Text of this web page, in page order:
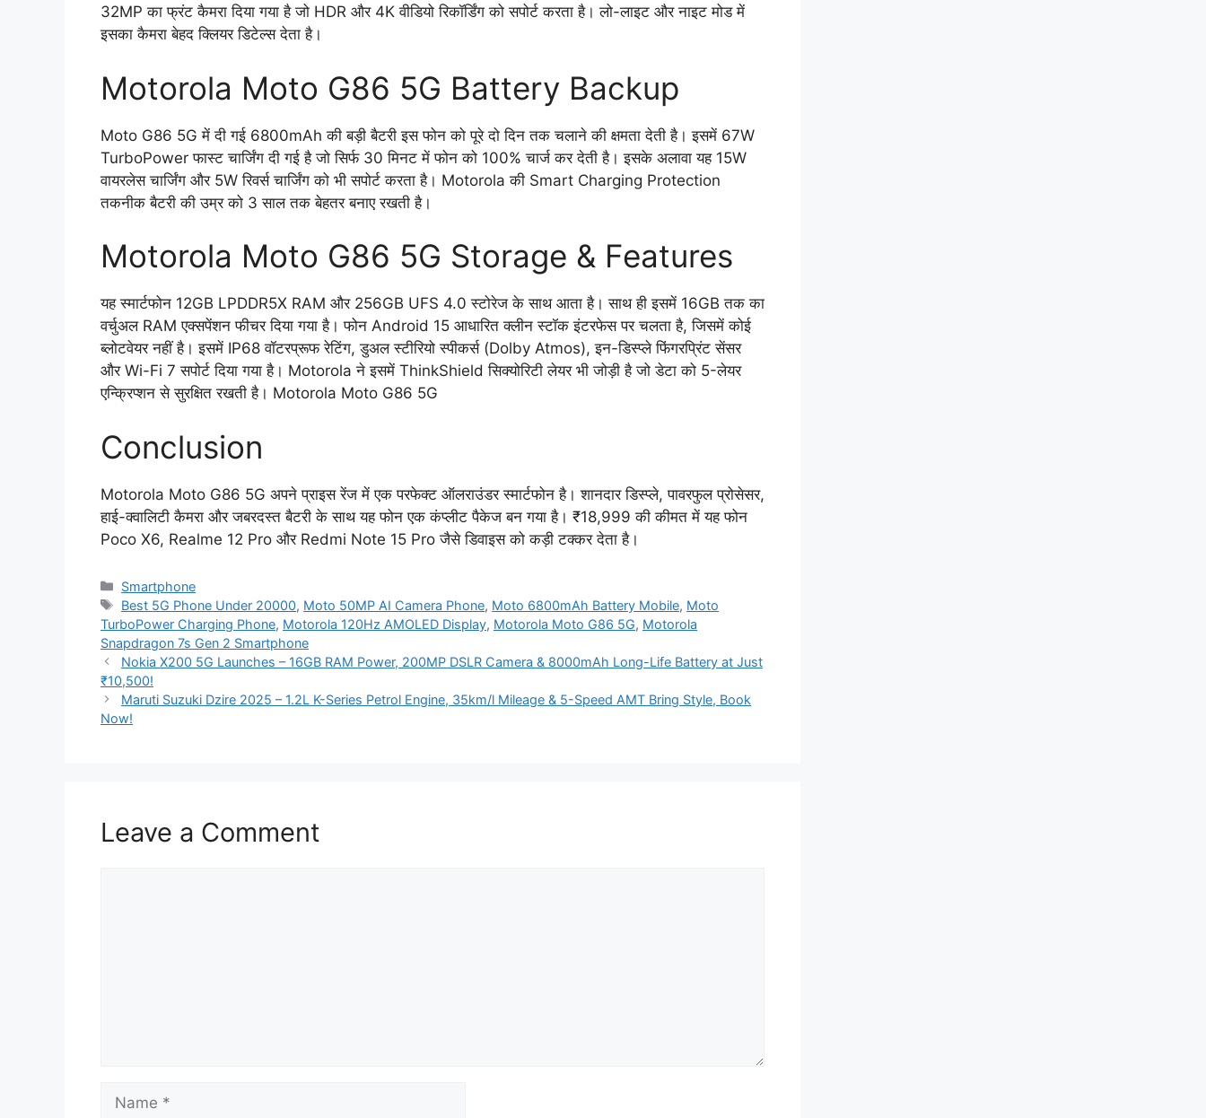
32MP का फ्रंट कैमरा दिया गया है जो HDR और 4K वीडियो रिकॉर्डिंग को सपोर्ट करता है। लो-लाइट और नाइट मोड में
इसका कैमरा बेहद क्लियर डिटेल्स देता है।
Motorola Moto G86 5G Battery Backup
Moto G86 5G में दी गई 6800mAh की बड़ी बैटरी इस फोन को पूरे दो दिन तक चलाने की क्षमता देती है। इसमें 67W
TurboPower फास्ट चार्जिंग दी गई है जो सिर्फ 30 मिनट में फोन को 100% चार्ज कर देती है। इसके अलावा यह 15W
वायरलेस चार्जिंग और 5W रिवर्स चार्जिंग को भी सपोर्ट करता है। Motorola की Smart Charging Protection
तकनीक बैटरी की उम्र को 3 साल तक बेहतर बनाए रखती है।
Motorola Moto G86 5G Storage & Features
यह स्मार्टफोन 12GB LPDDR5X RAM और 256GB UFS 4.0 स्टोरेज के साथ आता है। साथ ही इसमें 16GB तक का
वर्चुअल RAM एक्सपेंशन फीचर दिया गया है। फोन Android 15 आधारित क्लीन स्टॉक इंटरफेस पर चलता है, जिसमें कोई
ब्लोटवेयर नहीं है। इसमें IP68 वॉटरप्रूफ रेटिंग, डुअल स्टीरियो स्पीकर्स (Dolby Atmos), इन-डिस्प्ले फिंगरप्रिंट सेंसर
और Wi-Fi 7 सपोर्ट दिया गया है। Motorola ने इसमें ThinkShield सिक्योरिटी लेयर भी जोड़ी है जो डेटा को 5-लेयर
एन्क्रिप्शन से सुरक्षित रखती है। Motorola Moto G86 5G
Conclusion
Motorola Moto G86 5G अपने प्राइस रेंज में एक परफेक्ट ऑलराउंडर स्मार्टफोन है। शानदार डिस्प्ले, पावरफुल प्रोसेसर,
हाई-क्वालिटी कैमरा और जबरदस्त बैटरी के साथ यह फोन एक कंप्लीट पैकेज बन गया है। ₹18,999 की कीमत में यह फोन
Poco X6, Realme 12 Pro और Redmi Note 15 Pro जैसे डिवाइस को कड़ी टक्कर देता है।
Categories
Smartphone
Tags
Best 5G Phone Under 20000, Moto 50MP AI Camera Phone, Moto 6800mAh Battery Mobile, Moto
TurboPower Charging Phone, Motorola 120Hz AMOLED Display, Motorola Moto G86 5G, Motorola
Snapdragon 7s Gen 2 Smartphone
Nokia X200 5G Launches – 16GB RAM Power, 200MP DSLR Camera & 8000mAh Long-Life Battery at Just
₹10,500!
Maruti Suzuki Dzire 2025 – 1.2L K-Series Petrol Engine, 35km/l Mileage & 5-Speed AMT Bring Style, Book
Now!
Leave a Comment